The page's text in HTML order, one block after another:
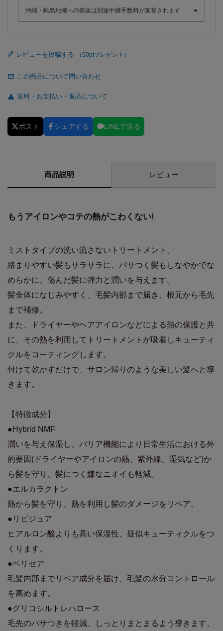
レビューを投稿する
この商品について問い合わせ
送料・お支払い・返品について
ポスト シェアする LINEで送る
商品説明 レビュー
もうアイロンやコテの熱がこわくない!
ミストタイプの洗い流さないトリートメント。
絡まりやすい髪もサラサラに、パサつく髪もしなやかでな
めらかに、傷んだ髪に弾力と潤いを与えます。
髪全体になじみやすく、毛髪内部まで届き、根元から毛先
まで補修。
また、ドライヤーやヘアアイロンなどによる熱の保護と共
に、その熱を利用してトリートメントが吸着しキューティ
クルをコーティングします。
付けて乾かすだけで、サロン帰りのような美しい髪へと導
きます。
【特徴成分】
●Hybrid NMF
潤いを与え保湿し、バリア機能により日常生活における外
的要因(ドライヤーやアイロンの熱、紫外線、湿気など)か
ら髪を守り、髪につく嫌なニオイも軽減。
●エルカラクトン
熱から髪を守り、熱を利用し髪のダメージをリペア。
●リピジュア
ヒアルロン酸よりも高い保湿性、疑似キューティクルをつ
くります。
●ペリセア
毛髪内部までリペア成分を届け、毛髪の水分コントロール
を高めます。
●グリコシルトレハロース
毛先のパサつきを軽減、しっとりまとまるよう導きます。